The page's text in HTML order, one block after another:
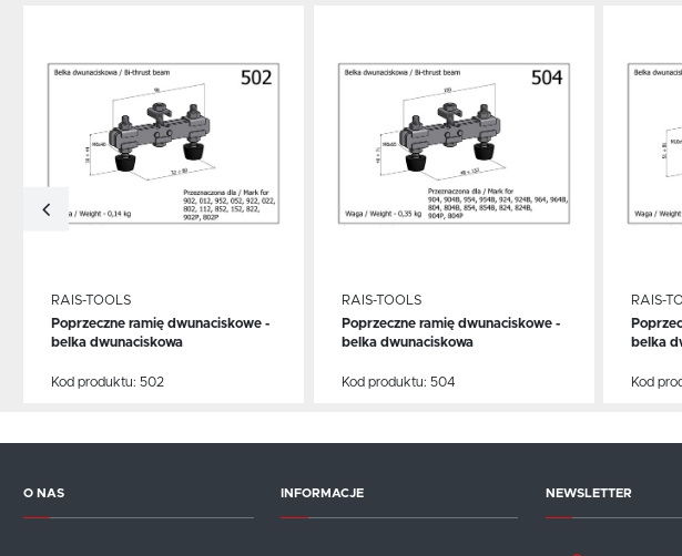
RAIS-TOOLS
Poprzeczne ramię dwunaciskowe -
belka dwunaciskowa
Kod produktu:502
WIĘCEJ
RAIS-TOOLS
Poprzeczne ramię dwunaciskowe -
belka dwunaciskowa
Kod produktu: 504
WIĘCEJ
RAIS-
belka
Kod
O NAS INFORMACJE NEWSLETTER